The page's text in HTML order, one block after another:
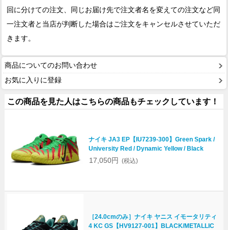
回に分けての注文、同じお届け先で注文者名を変えての注文など同
一注文者と当店が判断した場合はご注文をキャンセルさせていただ
きます。
商品についてのお問い合わせ
お気に入りに登録
この商品を見た人はこちらの商品もチェックしています！
ナイキ JA3 EP【IU7239-300】Green Spark /
University Red / Dynamic Yellow / Black
17,050円 (税込)
［24.0cmのみ］ナイキ ヤニス イモータリティ
4 KC GS【HV9127-001】BLACK/METALLIC